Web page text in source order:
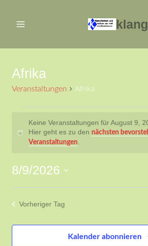
Inhalt
Afrika
Veranstaltungen Afrika
Veranstaltungen
für
9,
2026
Hinweis
Keine Veranstaltungen für August 9,
Hier geht es zu dennächsten
Veranstaltungen
8/9/2026
Datum
wählen.
Vorheriger Tag
Kalender abonnieren